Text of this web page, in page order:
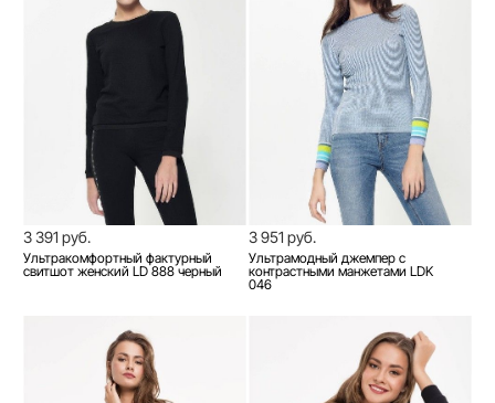
3 391 руб.
Ультракомфортный фактурный
свитшот женский LD 888 черный
3 951 руб.
Ультрамодный джемпер с
контрастными манжетами LDK
046